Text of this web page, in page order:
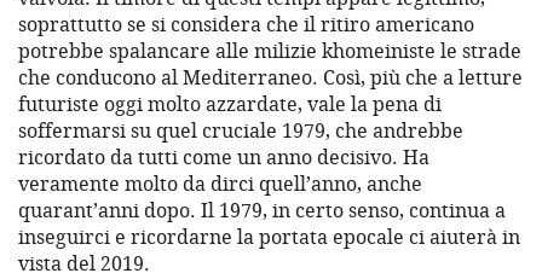
soprattutto se si considera che il ritiro americano
potrebbe spalancare alle milizie khomeiniste le strade
che conducono al Mediterraneo. Così, più che a letture
futuriste oggi molto azzardate, vale la pena di
soffermarsi su quel cruciale 1979, che andrebbe
ricordato da tutti come un anno decisivo. Ha
veramente molto da dirci quell’anno, anche
quarant’anni dopo. Il 1979, in certo senso, continua a
inseguirci e ricordarne la portata epocale ci aiuterà in
vista del 2019.